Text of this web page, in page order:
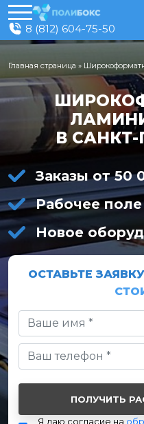
8 (812) 604-75-50
Главная страница »
В САНКТ-
Заказы от 50
Рабочее
Новое
ОСТАВЬТЕ
Я даю согласие на